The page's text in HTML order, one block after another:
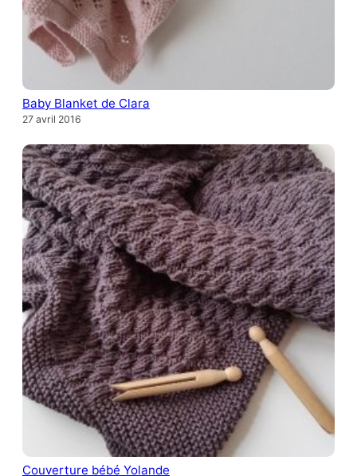
Baby Blanket de Clara
27 avril 2016
Couverture bébé Yolande